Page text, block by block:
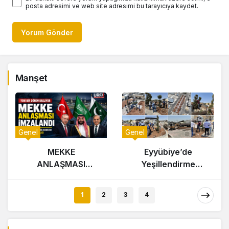
posta adresimi ve web site adresimi bu tarayıcıya kaydet.
Yorum Gönder
Manşet
Genel
MEKKE
ANLAŞMASI
İMZALANIYOR
Genel
Eyyübiye’de
Yeşillendirme
Çalışmaları Hız
1 2 3 4